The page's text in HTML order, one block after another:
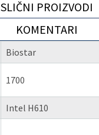
SLIČNI PROIZVODI
KOMENTARI
Biostar
1700
Intel H610